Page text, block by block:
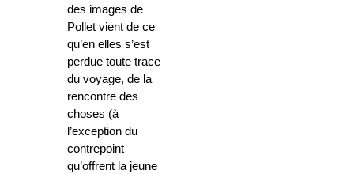
des images de
Pollet vient de ce
qu’en elles s’est
perdue toute trace
du voyage, de la
rencontre des
choses (à
l’exception du
contrepoint
qu’offrent la jeune